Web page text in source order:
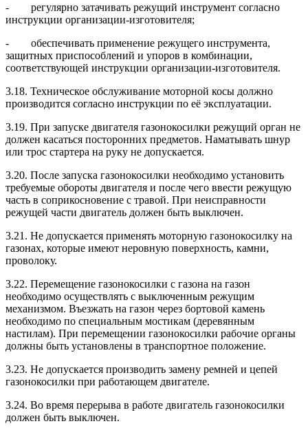
- регулярно затачивать режущий инструмент согласно
инструкции организации-изготовителя;
- обеспечивать применение режущего инструмента,
защитных приспособлений и упоров в комбинации,
соответствующей инструкции организации-изготовителя.
3.18. Техническое обслуживание моторной косы должно
производится согласно инструкции по её эксплуатации.
3.19. При запуске двигателя газонокосилки режущий орган не
должен касаться посторонних предметов. Наматывать шнур
или трос стартера на руку не допускается.
3.20. После запуска газонокосилки необходимо установить
требуемые обороты двигателя и после чего ввести режущую
часть в соприкосновение с травой. При неисправности
режущей части двигатель должен быть выключен.
3.21. Не допускается применять моторную газонокосилку на
газонах, которые имеют неровную поверхность, камни,
проволоку.
3.22. Перемещение газонокосилки с газона на газон
необходимо осуществлять с выключенным режущим
механизмом. Въезжать на газон через бортовой камень
необходимо по специальным мостикам (деревянным
настилам). При перемещении газонокосилки рабочие органы
должны быть установлены в транспортное положение.
3.23. Не допускается производить замену ремней и цепей
газонокосилки при работающем двигателе.
3.24. Во время перерыва в работе двигатель газонокосилки
должен быть выключен.